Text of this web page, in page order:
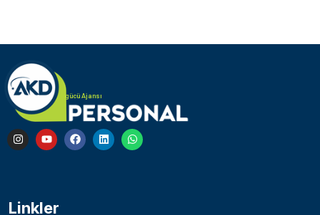
Türk Alman iş gücü Ajansı
Linkler